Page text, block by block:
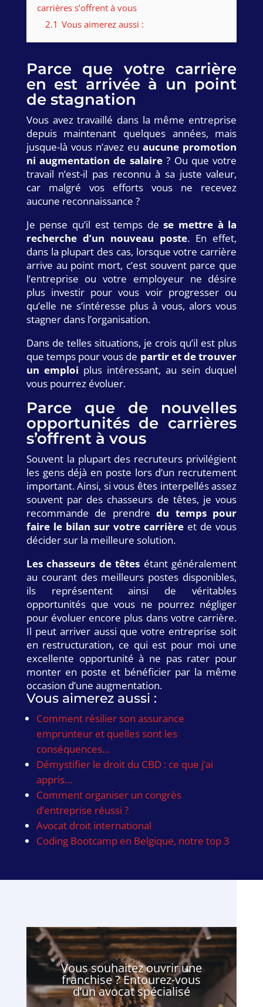
carrières s’offrent à vous
2.1 Vous aimerez aussi :
Parce que votre carrière
en est arrivée à un point
de stagnation
Vous avez travaillé dans la même entreprise
depuis maintenant quelques années, mais
jusque-là vous n’avez euaucune promotion
ni augmentation de salaire? Ou que votre
travail n’est-il pas reconnu à sa juste valeur,
car malgré vos efforts vous ne recevez
aucune reconnaissance ?
Je pense qu’il est temps dese mettre à la
recherche d’un nouveau poste. En effet,
dans la plupart des cas, lorsque votre carrière
arrive au point mort, c’est souvent parce que
l’entreprise ou votre employeur ne désire
plus investir pour vous voir progresser ou
qu’elle ne s’intéresse plus à vous, alors vous
stagner dans l’organisation.
Dans de telles situations, je crois qu’il est plus
que temps pour vous de partir et de trouver
un emploi plus intéressant, au sein duquel
vous pourrez évoluer.
Parce que de nouvelles
opportunités de carrières
s’offrent à vous
Souvent la plupart des recruteurs privilégient
les gens déjà en poste lors d’un recrutement
important. Ainsi, si vous êtes interpellés assez
souvent par des chasseurs de têtes, je vous
recommande de prendredu temps pour
faire le bilan sur votre carrière et de vous
décider sur la meilleure solution.
Les chasseurs de têtes étant généralement
au courant des meilleurs postes disponibles,
ils représentent ainsi de véritables
opportunités que vous ne pourrez négliger
pour évoluer encore plus dans votre carrière.
Il peut arriver aussi que votre entreprise soit
en restructuration, ce qui est pour moi une
excellente opportunité à ne pas rater pour
monter en poste et bénéficier par la même
occasion d’une augmentation.
Vous aimerez aussi :
Comment résilier son assurance
emprunteur et quelles sont les
conséquences…
Démystifier le droit du CBD : ce que j’ai
appris…
Comment organiser un congrès
d’entreprise réussi ?
Avocat droit international
Coding Bootcamp en Belgique, notre top 3
Vous souhaitez ouvrir une
franchise ? Entourez-vous
d’un avocat spécialisé